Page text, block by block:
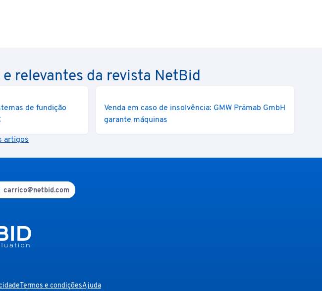
relevantes da revista NetBid
de fundição
Venda em caso de insolvência: GMW Prämab GmbH
garante máquinas
artigos
carrico@netbid.com
Termos e condiçõesAjuda